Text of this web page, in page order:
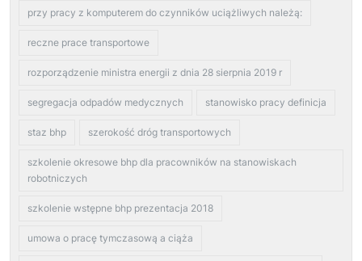
przy pracy z komputerem do czynników uciążliwych należą:
reczne prace transportowe
rozporządzenie ministra energii z dnia 28 sierpnia 2019 r
segregacja odpadów medycznych stanowisko pracy definicja
staz bhp szerokość dróg transportowych
szkolenie okresowe bhp dla pracowników na stanowiskach
robotniczych
szkolenie wstępne bhp prezentacja 2018
umowa o pracę tymczasową a ciąża